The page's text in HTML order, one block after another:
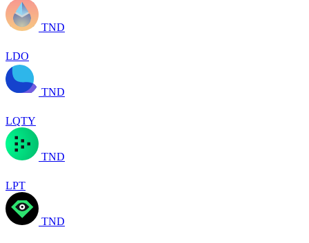
TND
LDO
TND
LQTY
TND
LPT
TND